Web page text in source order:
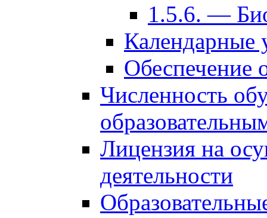
1.5.6. —
Календарные
Обеспечение
Численность
Лицензия на
деятельности